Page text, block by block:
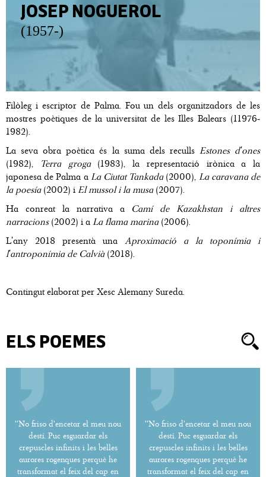
JOSEP NOGUEROL
(1957-)
Filòleg i escriptor de Palma. Fou un dels organitzadors de les
mostres poètiques de la universitat de les Illes Balears (11976-
1982).
La seva obra poètica és la suma dels reculls Estones d'ones
(1982),
Terra groga (1983), la representació irònica a la
japonesa de Palma a La Ciutat Tankada (2000), La caravana de
la poesía (2002) i El mussol i la musa (2007).
Ha conreat la narrativa a Camí de Kazakhstan i altres
narracions (2002) i a La flama marina (2006).
L'any 2018 presentà una Aproximació a la toponímia i
l'antroponímia de Calvià (2018).
Contingut elaborat per Xesc Alemany Sureda.
ELS POEMES
''No friso d'encetar el meu nou
destí. Puc esguardar els
crepuscles infinits i les belles
aurores rogenques perquè he
transformat el feix del cap en
''No friso d'encetar el meu nou
destí. Puc esguardar els
crepuscles infinits i les belles
aurores rogenques perquè he
transformat el feix del cap en